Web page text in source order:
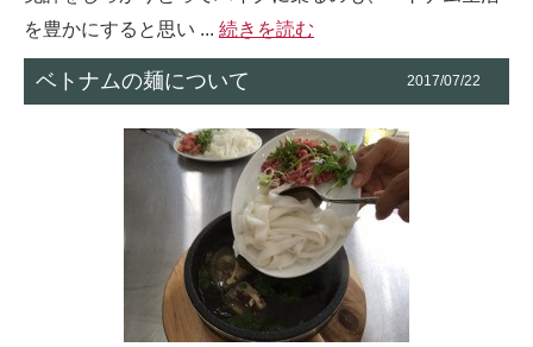
を豊かにすると思い ... 続きを読む
ベトナムの麺について 2017/07/22